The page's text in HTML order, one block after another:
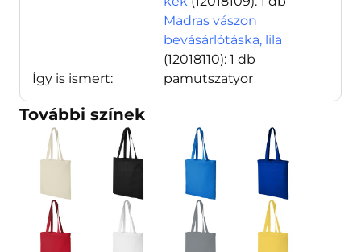
Madras vászon
bevásárlótáska, lila
(12018110): 1 db
Így is ismert:
pamutszatyor
További színek